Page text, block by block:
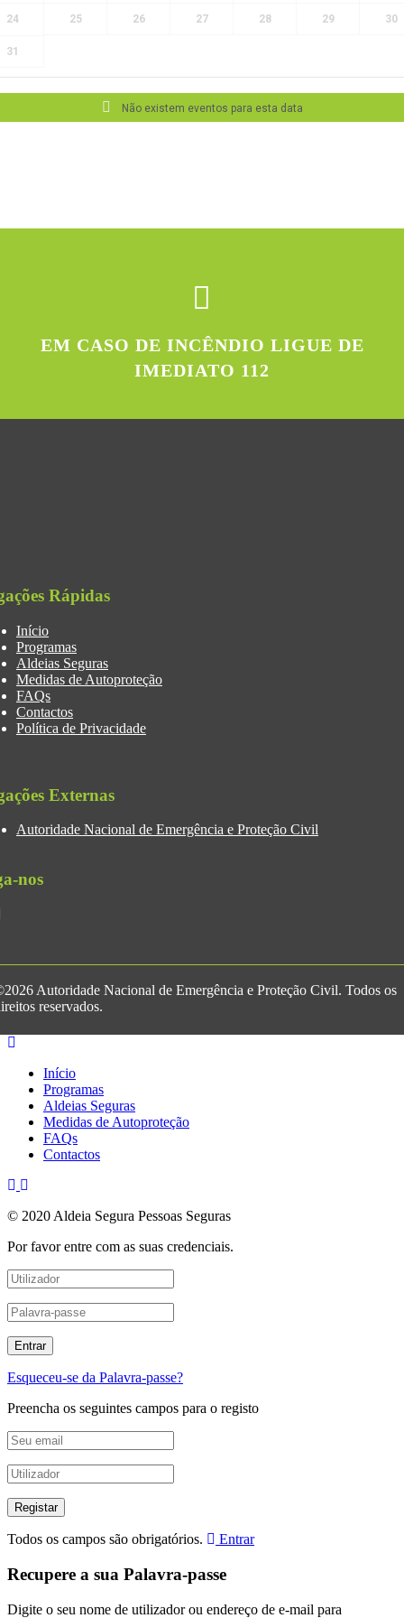
24 25 26 27 28 29 30
31
Não existem eventos para esta data
EM CASO DE INCÊNDIO LIGUE DE
IMEDIATO 112
Rápidas
Início
Programas
Aldeias Seguras
Medidas de Autoproteção
FAQs
Contactos
Política de Privacidade
Externas
Autoridade Nacional de Emergência e Proteção Civil
nos
Autoridade Nacional de Emergência e Proteção Civil. Todos os
reservados.
Início
Programas
Aldeias Seguras
Medidas de Autoproteção
FAQs
Contactos
© 2020 Aldeia Segura Pessoas Seguras
Por favor entre com as suas credenciais.
Esqueceu-se da Palavra-passe?
Preencha os seguintes campos para o registo
Todos os campos são obrigatórios. Entrar
Recupere a sua Palavra-passe
Digite o seu nome de utilizador ou endereço de e-mail para